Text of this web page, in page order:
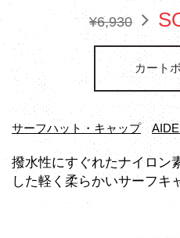
¥6,930
カート
サーフハット・キャップ
撥水性にすぐれたナイロン
した軽く柔らかいサーフキ